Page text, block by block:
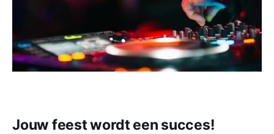
Jouw feest wordt een succes!